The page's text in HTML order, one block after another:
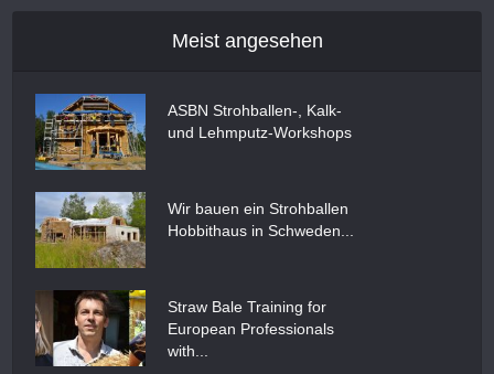
Meist angesehen
ASBN Strohballen-, Kalk-
und Lehmputz-Workshops
Wir bauen ein Strohballen
Hobbithaus in Schweden...
Straw Bale Training for
European Professionals
with...